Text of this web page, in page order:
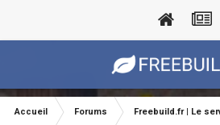
Accueil Forums Freebuild.fr | Le